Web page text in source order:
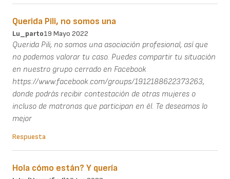
Querida Pili, no somos una
Lu_parto19 Mayo 2022
Querida Pili, no somos una asociación profesional, así que
no podemos valorar tu caso. Puedes compartir tu situación
en nuestro grupo cerrado en Facebook
https://www.facebook.com/groups/1912188622373263,
donde podrás recibir contestación de otras mujeres o
incluso de matronas que participan en él. Te deseamos lo
mejor
Respuesta
Hola cómo están? Y quería